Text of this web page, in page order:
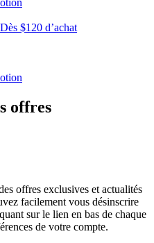
Dès $120 d’achat
offres
offres exclusives et actualités
facilement vous désinscrire
sur le lien en bas de chaque
de votre compte.